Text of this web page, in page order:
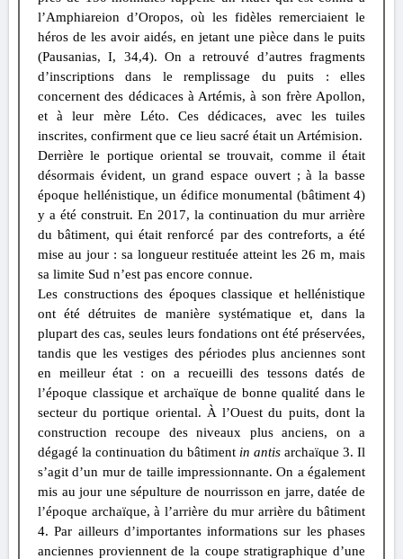
l’Amphiareion d’Oropos, où les fidèles remerciaient le
héros de les avoir aidés, en jetant une pièce dans le puits
(Pausanias, I, 34,4). On a retrouvé d’autres fragments
d’inscriptions dans le remplissage du puits : elles
concernent des dédicaces à Artémis, à son frère Apollon,
et à leur mère Léto. Ces dédicaces, avec les tuiles
inscrites, confirment que ce lieu sacré était un Artémision.
Derrière le portique oriental se trouvait, comme il était
désormais évident, un grand espace ouvert ; à la basse
époque hellénistique, un édifice monumental (bâtiment 4)
y a été construit. En 2017, la continuation du mur arrière
du bâtiment, qui était renforcé par des contreforts, a été
mise au jour : sa longueur restituée atteint les 26 m, mais
sa limite Sud n’est pas encore connue.
Les constructions des époques classique et hellénistique
ont été détruites de manière systématique et, dans la
plupart des cas, seules leurs fondations ont été préservées,
tandis que les vestiges des périodes plus anciennes sont
en meilleur état : on a recueilli des tessons datés de
l’époque classique et archaïque de bonne qualité dans le
secteur du portique oriental. À l’Ouest du puits, dont la
construction recoupe des niveaux plus anciens, on a
dégagé la continuation du bâtiment in antis archaïque 3. Il
s’agit d’un mur de taille impressionnante. On a également
mis au jour une sépulture de nourrisson en jarre, datée de
l’époque archaïque, à l’arrière du mur arrière du bâtiment
4. Par ailleurs d’importantes informations sur les phases
anciennes proviennent de la coupe stratigraphique d’une